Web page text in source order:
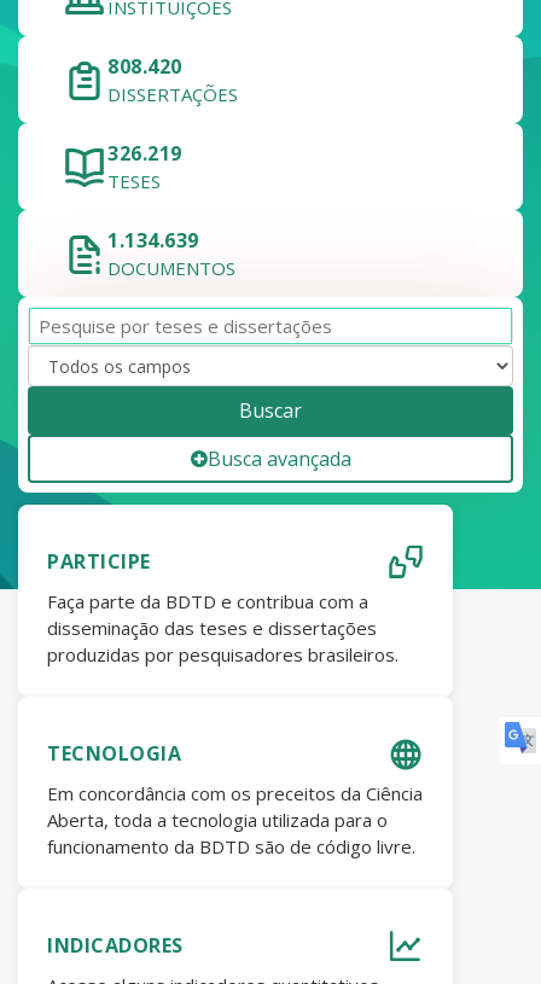
INSTITUIÇÕES
808.420
DISSERTAÇÕES
326.219
TESES
1.134.639
DOCUMENTOS
Buscar
Busca avançada
PARTICIPE
Faça parte da BDTD e contribua com a
disseminação das teses e dissertações
produzidas por pesquisadores brasileiros.
TECNOLOGIA
Em concordância com os preceitos da Ciência
Aberta, toda a tecnologia utilizada para o
funcionamento da BDTD são de código livre.
INDICADORES